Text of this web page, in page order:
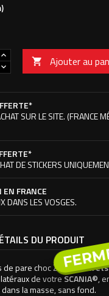
 Ajouter au
SUR LE SITE. (FRANCE
DE STICKERS
EN FRANCE
DANS LES VOSGES.
DU PRODUIT
pare choc Z avecliserets
de votreSCANIA©,
la masse, sans fond.